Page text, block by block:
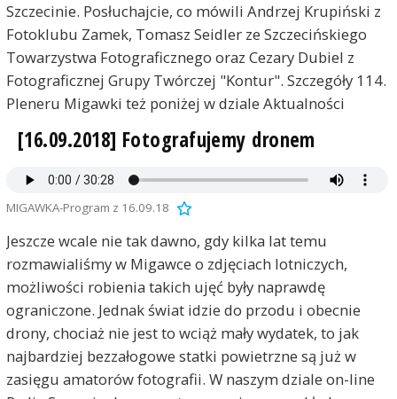
Szczecinie. Posłuchajcie, co mówili Andrzej Krupiński z
Fotoklubu Zamek, Tomasz Seidler ze Szczecińskiego
Towarzystwa Fotograficznego oraz Cezary Dubiel z
Fotograficznej Grupy Twórczej "Kontur". Szczegóły 114.
Pleneru Migawki też poniżej w dziale Aktualności
[16.09.2018] Fotografujemy dronem
MIGAWKA-Program z 16.09.18
Jeszcze wcale nie tak dawno, gdy kilka lat temu
rozmawialiśmy w Migawce o zdjęciach lotniczych,
możliwości robienia takich ujęć były naprawdę
ograniczone. Jednak świat idzie do przodu i obecnie
drony, chociaż nie jest to wciąż mały wydatek, to jak
najbardziej bezzałogowe statki powietrzne są już w
zasięgu amatorów fotografii. W naszym dziale on-line